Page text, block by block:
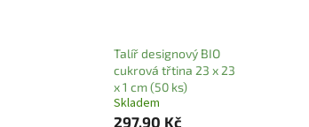
Talíř designový BIO
cukrová třtina 23 x 23
x 1 cm (50 ks)
Skladem
297,90 Kč